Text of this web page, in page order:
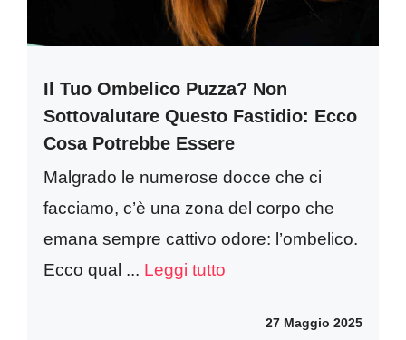
Il Tuo Ombelico Puzza? Non
Sottovalutare Questo Fastidio: Ecco
Cosa Potrebbe Essere
Malgrado le numerose docce che ci
facciamo, c’è una zona del corpo che
emana sempre cattivo odore: l’ombelico.
Ecco qual ... Leggi tutto
27 Maggio 2025